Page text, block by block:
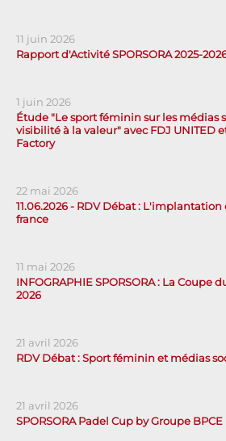
11 juin 2026
Rapport d'Activité SPORSORA 2025-
1 juin 2026
Étude "Le sport féminin sur les médias
visibilité à la valeur" avec FDJ UNITED
Factory
22 mai 2026
11.06.2026 - RDV Débat : L'implantation
france
11 mai 2026
INFOGRAPHIE SPORSORA : La Coupe
2026
21 avril 2026
RDV Débat : Sport féminin et médias
21 avril 2026
SPORSORA Padel Cup by Groupe BPCE